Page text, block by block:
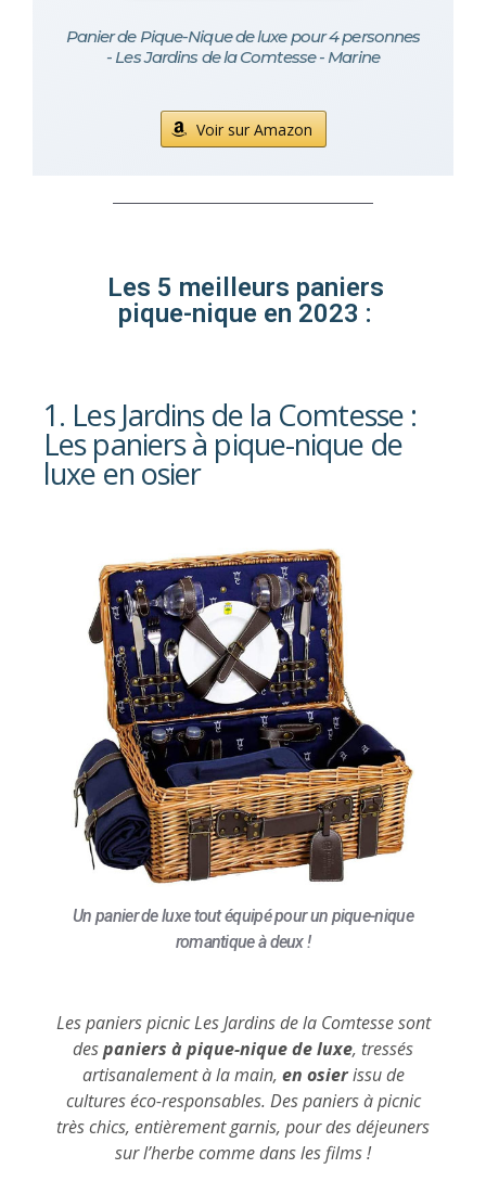
Panier de Pique-Nique de luxe pour 4 personnes
- Les Jardins de la Comtesse - Marine
Voir sur Amazon
Les 5 meilleurs paniers
pique-nique en 2023 :
1. Les Jardins de la Comtesse :
Les paniers à pique-nique de
luxe en osier
Un panier de luxe tout équipé pour un pique-nique
romantique à deux !
Les paniers picnic Les Jardins de la Comtesse sont
despaniers à pique-nique de luxe, tressés
artisanalement à la main, en osierissu de
cultures éco-responsables. Des paniers à picnic
très chics, entièrement garnis, pour des déjeuners
sur l’herbe comme dans les films !